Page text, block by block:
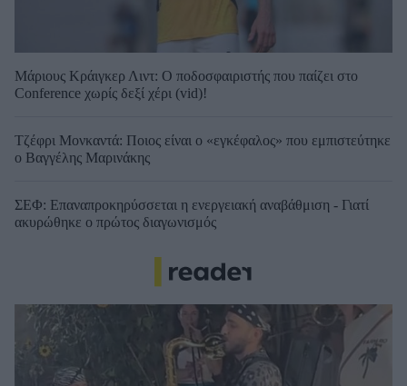
Μάριους Κράιγκερ Λιντ: Ο ποδοσφαιριστής που παίζει στο
Conference χωρίς δεξί χέρι (vid)!
Τζέφρι Μονκαντά: Ποιος είναι ο «εγκέφαλος» που εμπιστεύτηκε
ο Βαγγέλης Μαρινάκης
ΣΕΦ: Επαναπροκηρύσσεται η ενεργειακή αναβάθμιση - Γιατί
ακυρώθηκε ο πρώτος διαγωνισμός